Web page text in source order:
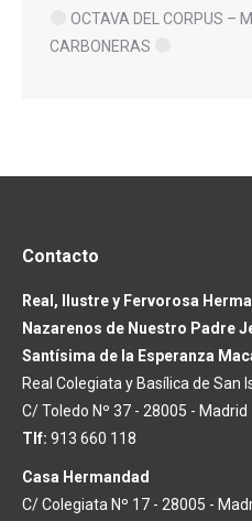
OCTAVA DEL CORPUS –
CARBONERAS
Contacto
Real, Ilustre y Fervorosa
Nazarenos de Nuestro Padre
Santísima de la Esperanza
Real Colegiata y Basílica de San
C/ Toledo Nº 37 - 28005 - Madrid
Tlf: 913 660 118
Casa Hermandad
C/ Colegiata Nº 17 - 28005 -